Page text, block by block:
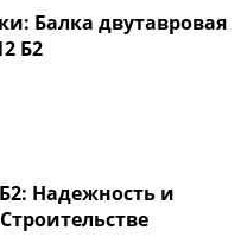
Балка двутавровая
Б2
Надежность и